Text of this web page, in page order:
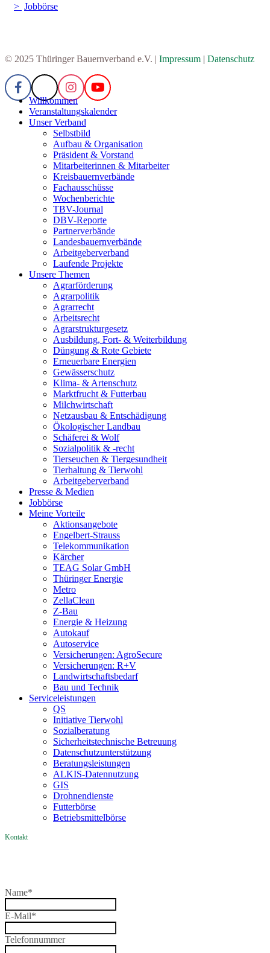
Jobbörse
© 2025 Thüringer Bauernverband e.V. | Impressum | Datenschutz
Willkommen
Veranstaltungskalender
Unser Verband
Selbstbild
Aufbau & Organisation
Präsident & Vorstand
Mitarbeiterinnen & Mitarbeiter
Kreisbauernverbände
Fachausschüsse
Wochenberichte
TBV-Journal
DBV-Reporte
Partnerverbände
Landesbauernverbände
Arbeitgeberverband
Laufende Projekte
Unsere Themen
Agrarförderung
Agrarpolitik
Agrarrecht
Arbeitsrecht
Agrarstrukturgesetz
Ausbildung, Fort- & Weiterbildung
Düngung & Rote Gebiete
Erneuerbare Energien
Gewässerschutz
Klima- & Artenschutz
Marktfrucht & Futterbau
Milchwirtschaft
Netzausbau & Entschädigung
Ökologischer Landbau
Schäferei & Wolf
Sozialpolitik & -recht
Tierseuchen & Tiergesundheit
Tierhaltung & Tierwohl
Arbeitgeberverband
Presse & Medien
Jobbörse
Meine Vorteile
Aktionsangebote
Engelbert-Strauss
Telekommunikation
Kärcher
TEAG Solar GmbH
Thüringer Energie
Metro
ZellaClean
Z-Bau
Energie & Heizung
Autokauf
Autoservice
Versicherungen: AgroSecure
Versicherungen: R+V
Landwirtschaftsbedarf
Bau und Technik
Service­­leistungen
QS
Initiative Tierwohl
Sozialberatung
Sicherheitstechnische Betreuung
Datenschutzunterstützung
Beratungsleistungen
ALKIS-Datennutzung
GIS
Drohnendienste
Futterbörse
Betriebsmittelbörse
Kontakt
Name*
E-Mail*
Telefonnummer